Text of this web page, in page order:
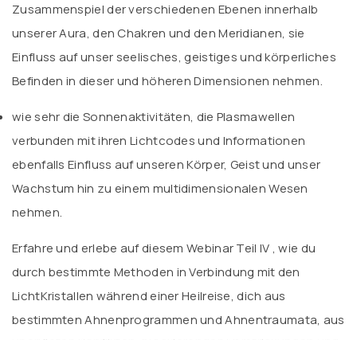
Zusammenspiel der verschiedenen Ebenen innerhalb
unserer Aura, den Chakren und den Meridianen, sie
Einfluss auf unser seelisches, geistiges und körperliches
Befinden in dieser und höheren Dimensionen nehmen.
wie sehr die Sonnenaktivitäten, die Plasmawellen
verbunden mit ihren Lichtcodes und Informationen
ebenfalls Einfluss auf unseren Körper, Geist und unser
Wachstum hin zu einem multidimensionalen Wesen
nehmen.
Erfahre und erlebe auf diesem Webinar Teil IV , wie du
durch bestimmte Methoden in Verbindung mit den
LichtKristallen während einer Heilreise, dich aus
bestimmten Ahnenprogrammen und Ahnentraumata, aus